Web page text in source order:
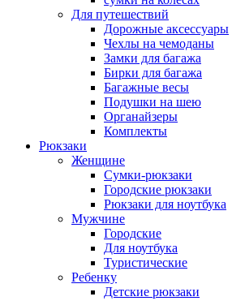
Для путешествий
Дорожные аксессуары
Чехлы на чемоданы
Замки для багажа
Бирки для багажа
Багажные весы
Подушки на шею
Органайзеры
Комплекты
Рюкзаки
Женщине
Сумки-рюкзаки
Городские рюкзаки
Рюкзаки для ноутбука
Мужчине
Городские
Для ноутбука
Туристические
Ребенку
Детские рюкзаки